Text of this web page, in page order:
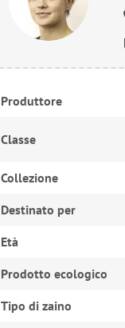
Produttore
Classe
Collezione
Destinato per
Età
Prodotto ecologico
Tipo di zaino